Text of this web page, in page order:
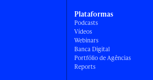
Plataformas
Podcasts
Vídeos
Webinars
Banca Digital
Portfólio de Agências
Reports